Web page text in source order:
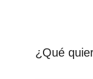
¿Qué